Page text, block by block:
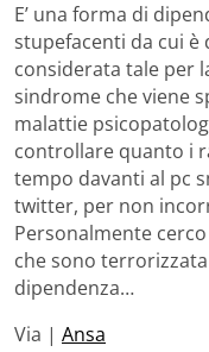
E’ una forma di
stupefacenti da cui è
considerata tale per
sindrome che viene
malattie
controllare quanto i
tempo davanti al pc
twitter, per non
Personalmente
che sono
dipendenza…
Via | Ansa